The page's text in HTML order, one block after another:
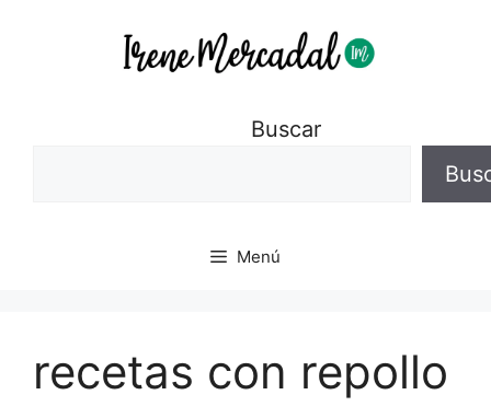
Buscar
Menú
recetas con repollo